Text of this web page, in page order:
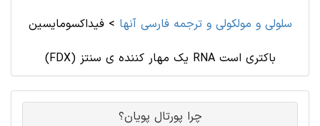
سلولی و مولکولی و ترجمه فارسی آنها >فیداکسومایسین
(FDX) یک مهار کننده ی سنتز RNA باکتری است
چرا پورتال پویان؟